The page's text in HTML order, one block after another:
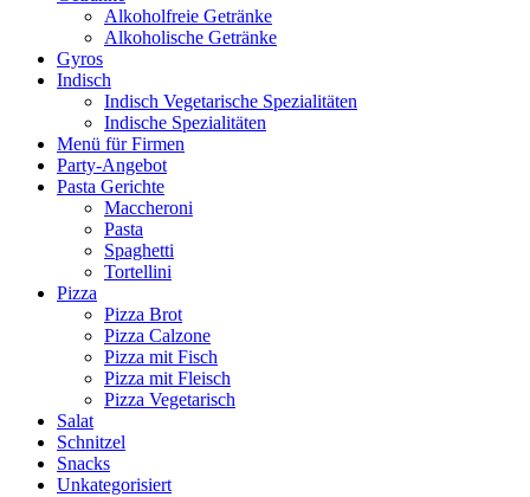
können
auf
gewählt
werden
Alkoholfreie Getränke
Alkoholische Getränke
Gyros
Indisch
Indisch Vegetarische Spezialitäten
Indische Spezialitäten
Menü für Firmen
Party-Angebot
Pasta Gerichte
Maccheroni
Pasta
Spaghetti
Tortellini
Pizza
Pizza Brot
Pizza Calzone
Pizza mit Fisch
Pizza mit Fleisch
Pizza Vegetarisch
Salat
Schnitzel
Snacks
Unkategorisiert